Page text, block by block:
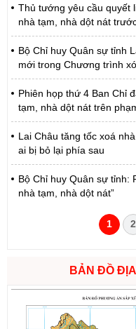
Thủ tướng yêu cầu quyết
nhà tạm, nhà dột nát
Bộ Chỉ huy Quân sự tỉnh
mới trong Chương trình
Phiên họp thứ 4 Ban Chỉ
tạm, nhà dột nát trên
Lai Châu tăng tốc xoá
ai bị bỏ lại phía sau
Bộ Chỉ huy Quân sự tỉnh:
nhà tạm, nhà dột nát”
1 2
BẢN ĐỒ